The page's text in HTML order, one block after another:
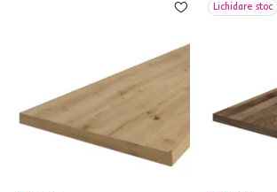
Lichidare stoc